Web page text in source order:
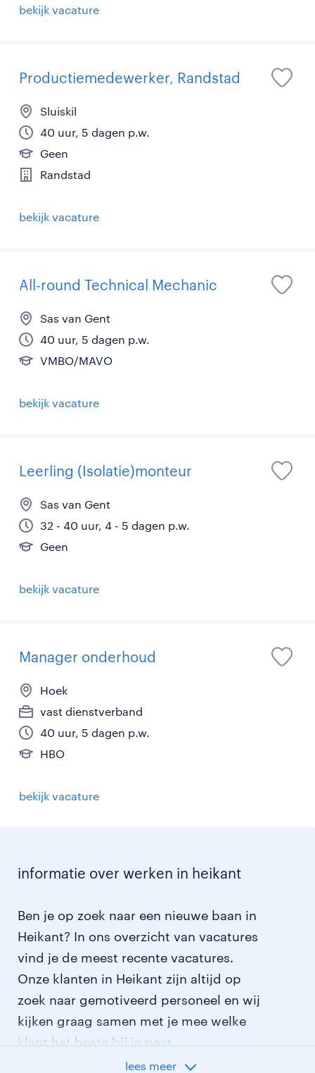
bekijk vacature
Productiemedewerker, Randstad
Sluiskil
40 uur, 5 dagen p.w.
Geen
Randstad
bekijk vacature
All-round Technical Mechanic
Sas van Gent
40 uur, 5 dagen p.w.
VMBO/MAVO
bekijk vacature
Leerling (Isolatie)monteur
Sas van Gent
32 - 40 uur, 4 - 5 dagen p.w.
Geen
bekijk vacature
Manager onderhoud
Hoek
vast dienstverband
40 uur, 5 dagen p.w.
HBO
bekijk vacature
informatie over werken in heikant
Ben je op zoek naar een nieuwe baan in
Heikant? In ons overzicht van vacatures
vind je de meest recente vacatures.
Onze klanten in Heikant zijn altijd op
zoek naar gemotiveerd personeel en wij
kijken graag samen met je mee welke
klant het beste bij je past.
lees meer